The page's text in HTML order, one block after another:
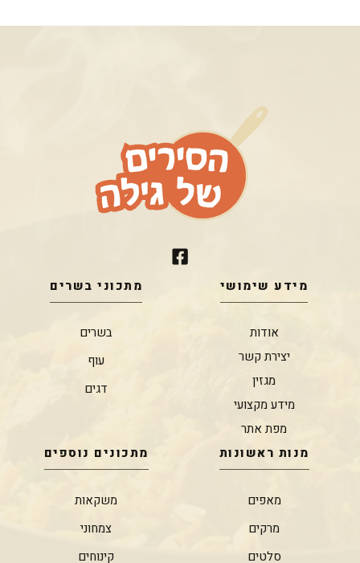
מידע שימושי
אודות
יצירת קשר
מגזין
מידע מקצועי
מפת אתר
מתכוני בשרים
בשרים
עוף
דגים
מנות ראשונות
מאפים
מרקים
סלטים
מתכונים נוספים
משקאות
צמחוני
קינוחים